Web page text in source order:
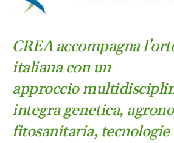
CREA accompagna
italiana con un
approccio
integra genetica,
fitosanitaria,